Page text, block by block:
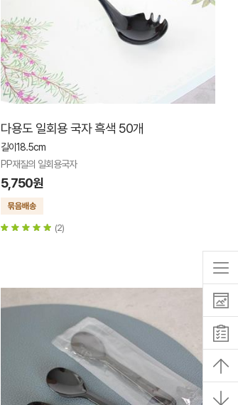
다용도 일회용 국자 흑색 50개
길이18.5cm
PP재질의 일회용국자
5,750원
(2)